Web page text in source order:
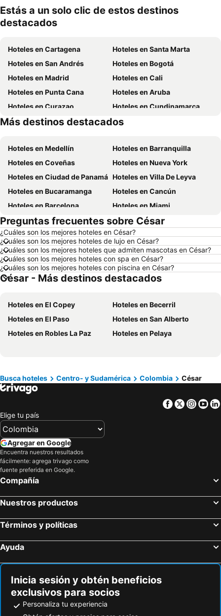
mascotas
Estás a un solo clic de estos destinos
destacados
Hoteles en Cartagena
Hoteles en Santa Marta
Hoteles en San Andrés
Hoteles en Bogotá
Hoteles en Madrid
Hoteles en Cali
Hoteles en Punta Cana
Hoteles en Aruba
Hoteles en Curazao
Hoteles en Cundinamarca
Hoteles en San Andrés, Providencia and Santa Catalina
Hoteles en Panamá
Más destinos destacados
Hoteles en Medellín
Hoteles en Barranquilla
Hoteles en Coveñas
Hoteles en Nueva York
Hoteles en Ciudad de Panamá Hoteles en Villa De Leyva
Hoteles en Bucaramanga
Hoteles en Cancún
Hoteles en Barcelona
Hoteles en Miami
Hoteles en Melgar
Hoteles en París
Hoteles en Ciudad de México
Hoteles en Villavicencio
Hoteles en Roma
Hoteles en Orlando
Hoteles en Villeta
Hoteles en Girardot
Hoteles en Pereira
Hoteles en República Dominicana
Hoteles en Colombia
Hoteles en Eje Cafetero
Hoteles en La Guajira
Hoteles en Islandia
Hoteles en Quindío
Hoteles en Risaralda
Hoteles en Capadocia
Hoteles en Amazonas
Hoteles en Los Cabos
Preguntas frecuentes sobre César
¿Cuáles son los mejores hoteles en César?
¿Cuáles son los mejores hoteles de lujo en César?
¿Cuáles son los mejores hoteles que admiten mascotas en César?
¿Cuáles son los mejores hoteles con spa en César?
¿Cuáles son los mejores hoteles con piscina en César?
César - Más destinos destacados
Hoteles en El Copey
Hoteles en Becerril
Hoteles en El Paso
Hoteles en San Alberto
Hoteles en Robles La Paz
Hoteles en Pelaya
Busca hoteles Centro- y Sudamérica Colombia César
Facebook
Twitter
Elige tu país
Agregar en Google
Encuentra nuestros resultados
fácilmente: agrega trivago como
fuente preferida en Google.
Compañía
Nuestros productos
Términos y políticas
Ayuda
Inicia sesión y obtén beneficios
exclusivos para socios
Personaliza tu experiencia